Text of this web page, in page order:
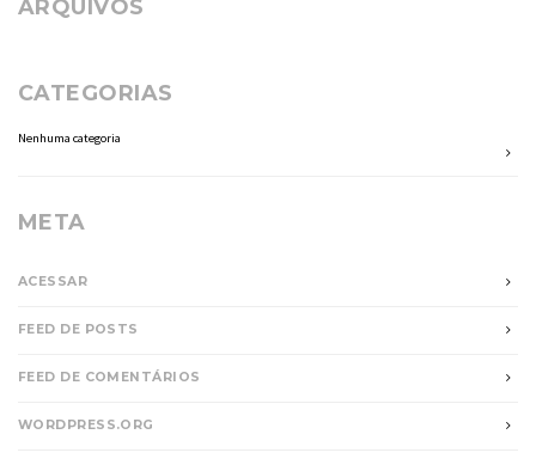
ARQUIVOS
CATEGORIAS
Nenhuma categoria
META
ACESSAR
FEED DE POSTS
FEED DE COMENTÁRIOS
WORDPRESS.ORG